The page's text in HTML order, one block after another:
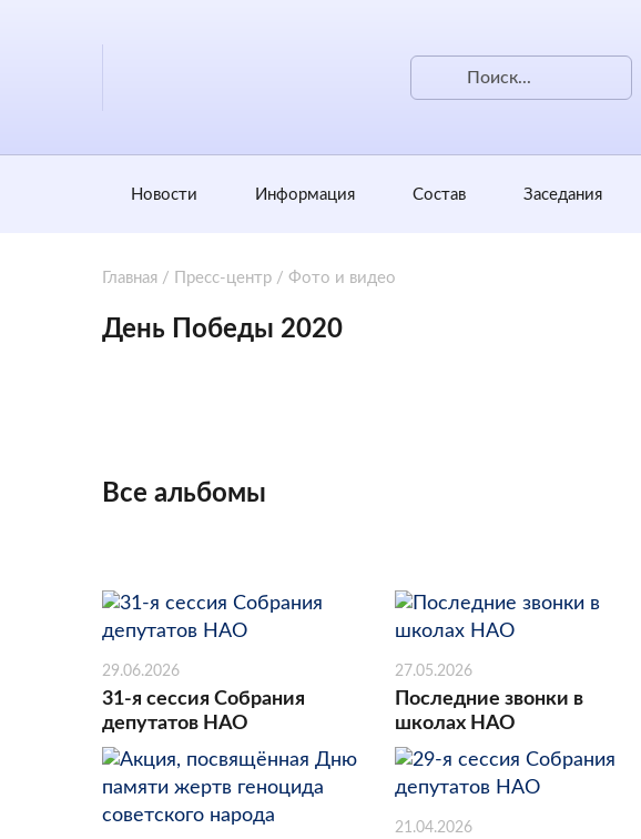
Новости Информация Состав Заседания
Главная / Пресс-центр / Фото и видео
День Победы 2020
Все альбомы
29.06.2026
31-я сессия Собрания
депутатов НАО
27.05.2026
Последние звонки в
школах НАО
21.04.2026